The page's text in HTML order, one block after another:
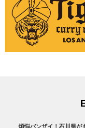
煩悩バンザイ！石川県が